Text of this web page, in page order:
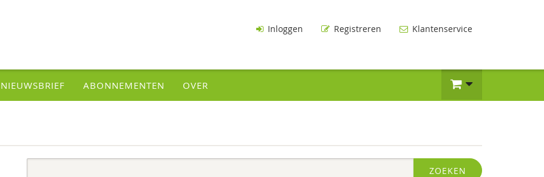
Inloggen Registreren Klantenservice
NIEUWSBRIEF ABONNEMENTEN OVER
ZOEKEN